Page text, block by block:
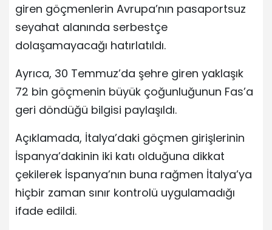
giren göçmenlerin Avrupa’nın pasaportsuz
seyahat alanında serbestçe
dolaşamayacağı hatırlatıldı.
Ayrıca, 30 Temmuz’da şehre giren yaklaşık
72 bin göçmenin büyük çoğunluğunun Fas’a
geri döndüğü bilgisi paylaşıldı.
Açıklamada, İtalya’daki göçmen girişlerinin
İspanya’dakinin iki katı olduğuna dikkat
çekilerek İspanya’nın buna rağmen İtalya’ya
hiçbir zaman sınır kontrolü uygulamadığı
ifade edildi.